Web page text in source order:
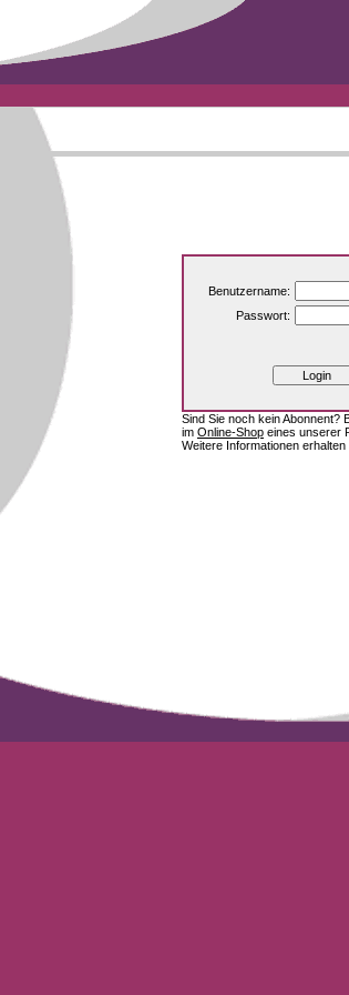
Benutzername:
Passwort:
Sind Sie noch kein Abonnent?
im Online-Shop eines unserer
Weitere Informationen